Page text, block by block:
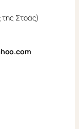
της Στοάς)